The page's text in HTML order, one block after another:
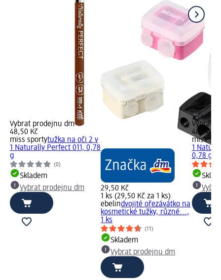
Vybrat prodejnu dm
48,50 Kč
miss sportytužka na oči 2 v
1 Naturally Perfect 011, 0,78
g
(0)
Skladem
Vybrat prodejnu dm
29,50 Kč
1 ks (29,50 Kč za 1 ks)
ebelindvojité ořezávátko na
kosmetické tužky, různé...,
1 ks
(11)
Skladem
Vybrat prodejnu dm
Vybrat
48,50 Kč
miss
1
0,78 g